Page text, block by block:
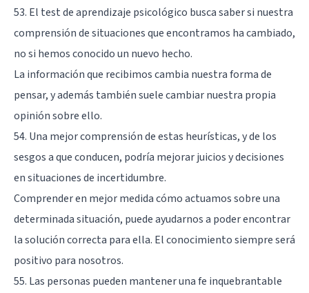
53. El test de aprendizaje psicológico busca saber si nuestra
comprensión de situaciones que encontramos ha cambiado,
no si hemos conocido un nuevo hecho.
La información que recibimos cambia nuestra forma de
pensar, y además también suele cambiar nuestra propia
opinión sobre ello.
54. Una mejor comprensión de estas heurísticas, y de los
sesgos a que conducen, podría mejorar juicios y decisiones
en situaciones de incertidumbre.
Comprender en mejor medida cómo actuamos sobre una
determinada situación, puede ayudarnos a poder encontrar
la solución correcta para ella. El conocimiento siempre será
positivo para nosotros.
55. Las personas pueden mantener una fe inquebrantable